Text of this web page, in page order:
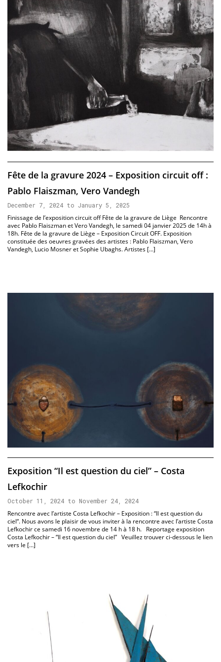
Fête de la gravure 2024 – Exposition circuit off :
Pablo Flaiszman, Vero Vandegh
December 7, 2024 to January 5, 2025
Finissage de l’exposition circuit off Fête de la gravure de Liège Rencontre
avec Pablo Flaiszman et Vero Vandegh, le samedi 04 janvier 2025 de 14h à
18h. Fête de la gravure de Liège – Exposition Circuit OFF. Exposition
constituée des oeuvres gravées des artistes : Pablo Flaiszman, Vero
Vandegh, Lucio Mosner et Sophie Ubaghs. Artistes […]
Exposition “Il est question du ciel” – Costa
Lefkochir
October 11, 2024 to November 24, 2024
Rencontre avec l’artiste Costa Lefkochir – Exposition : “Il est question du
ciel“. Nous avons le plaisir de vous inviter à la rencontre avec l’artiste Costa
Lefkochir ce samedi 16 novembre de 14 h à 18 h. Reportage exposition
Costa Lefkochir – “Il est question du ciel” Veuillez trouver ci-dessous le lien
vers le […]